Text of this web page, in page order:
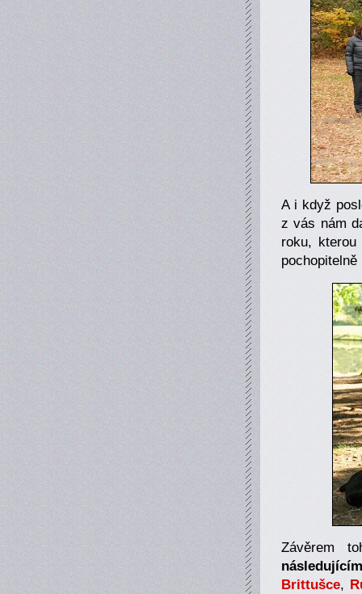
A i když
z vás nám
roku,
Závěrem
Brittušce,